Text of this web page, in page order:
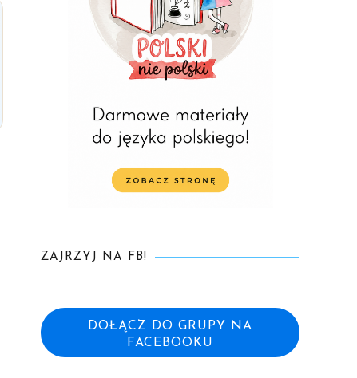
ZAJRZYJ NA FB!
DOŁĄCZ DO GRUPY NA
FACEBOOKU